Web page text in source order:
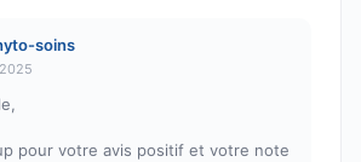
soins
pour votre avis positif et votre note